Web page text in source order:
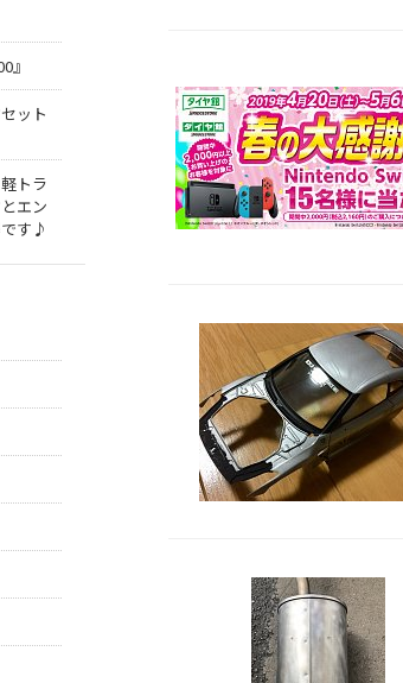
』
ット
トラ
エン
す♪